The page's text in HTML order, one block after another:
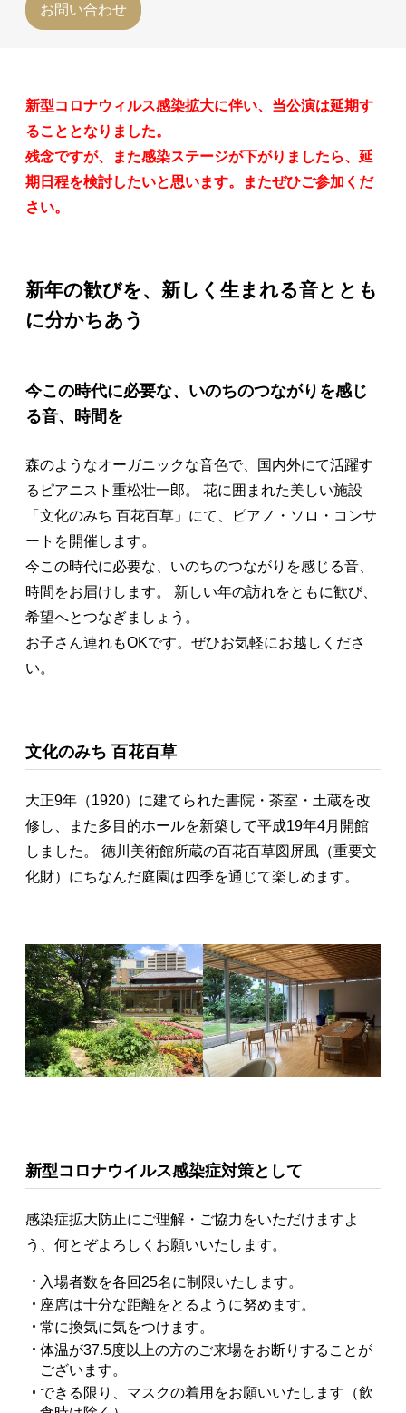
お問い合わせ
新型コロナウィルス感染拡大に伴い、当公演は延期す
ることとなりました。
残念ですが、また感染ステージが下がりましたら、延
期日程を検討したいと思います。またぜひご参加くだ
さい。
新年の歓びを、新しく生まれる音ととも
に分かちあう
今この時代に必要な、いのちのつながりを感じ
る音、時間を
森のようなオーガニックな音色で、国内外にて活躍す
るピアニスト重松壮一郎。 花に囲まれた美しい施設
「文化のみち 百花百草」にて、ピアノ・ソロ・コンサ
ートを開催します。
今この時代に必要な、いのちのつながりを感じる音、
時間をお届けします。 新しい年の訪れをともに歓び、
希望へとつなぎましょう。
お子さん連れもOKです。ぜひお気軽にお越しくださ
い。
文化のみち 百花百草
大正9年（1920）に建てられた書院・茶室・土蔵を改
修し、また多目的ホールを新築して平成19年4月開館
しました。 徳川美術館所蔵の百花百草図屏風（重要文
化財）にちなんだ庭園は四季を通じて楽しめます。
新型コロナウイルス感染症対策として
感染症拡大防止にご理解・ご協力をいただけますよ
う、何とぞよろしくお願いいたします。
入場者数を各回25名に制限いたします。
座席は十分な距離をとるように努めます。
常に換気に気をつけます。
体温が37.5度以上の方のご来場をお断りすることが
ございます。
できる限り、マスクの着用をお願いいたします（飲